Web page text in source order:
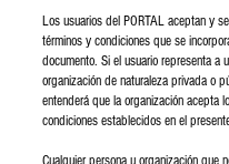
Los usuarios del PORTAL aceptan y
términos y condiciones que se
documento. Si el usuario representa a
organización de naturaleza privada o
entenderá que la organización acepta
condiciones establecidos en el
Cualquier persona u organización que